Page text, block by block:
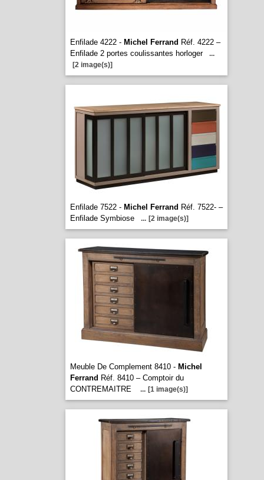
Enfilade 4222 - Michel Ferrand Réf. 4222 –
Enfilade 2 portes coulissantes horloger
...
[2 image(s)]
Enfilade 7522 - Michel Ferrand Réf. 7522- –
Enfilade Symbiose
... [2 image(s)]
Meuble De Complement 8410 - Michel
Ferrand Réf. 8410 – Comptoir du
CONTREMAITRE
... [1 image(s)]